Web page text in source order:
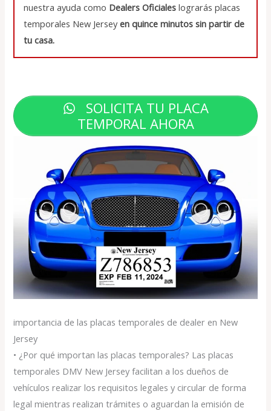
nuestra ayuda como Dealers Oficiales lograrás placas
temporales New Jerseyen quince minutos sin partir de
tu casa.
SOLICITA TU PLACA
TEMPORAL AHORA
importancia de las placas temporales de dealer en New
Jersey
• ¿Por qué importan las placas temporales? Las placas
temporales DMV New Jersey facilitan a los dueños de
vehículos realizar los requisitos legales y circular de forma
legal mientras realizan trámites o aguardan la emisión de